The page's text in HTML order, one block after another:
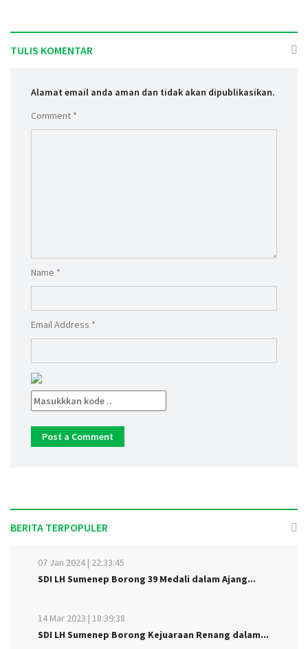
TULIS KOMENTAR
Alamat email anda aman dan tidak akan dipublikasikan.
Comment *
Name *
Email Address *
BERITA TERPOPULER
07 Jan 2024 | 22:33:45
SDI LH Sumenep Borong 39 Medali dalam Ajang...
14 Mar 2023 | 18:39:38
SDI LH Sumenep Borong Kejuaraan Renang dalam...